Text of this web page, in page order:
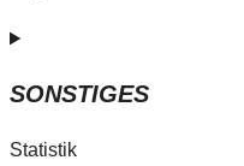
SONSTIGES
Statistik